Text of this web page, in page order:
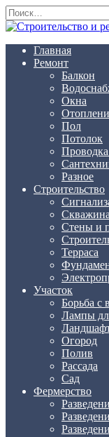
Перейти
к
содержанию
Search
for:
Главная
Ремонт
Балкон
Окна
Пол
Потолок
Разное
Строительство
Стены и
Терраса
Участок
Борьба с
Лампы
Огород
Полив
Рассада
Сад
Фермерство